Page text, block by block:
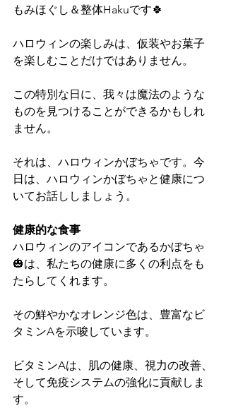
もみほぐし＆整体Hakuです🍀
ハロウィンの楽しみは、仮装やお菓子
を楽しむことだけではありません。
この特別な日に、我々は魔法のような
ものを見つけることができるかもしれ
ません。
それは、ハロウィンかぼちゃです。今
日は、ハロウィンかぼちゃと健康につ
いてお話ししましょう。
健康的な食事
ハロウィンのアイコンであるかぼちゃ
🎃は、私たちの健康に多くの利点をも
たらしてくれます。
その鮮やかなオレンジ色は、豊富なビ
タミンAを示唆しています。
ビタミンAは、肌の健康、視力の改善、
そして免疫システムの強化に貢献しま
す。